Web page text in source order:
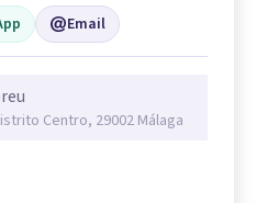
Email
Centro, 29002 Málaga